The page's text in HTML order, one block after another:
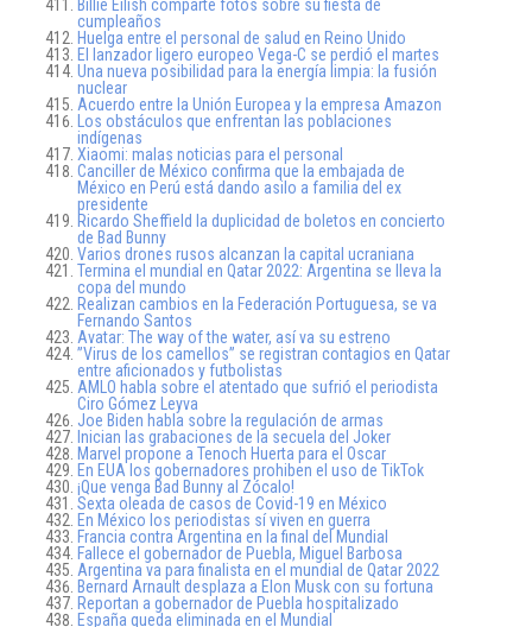
Billie Eilish comparte fotos sobre su fiesta de
cumpleaños
Huelga entre el personal de salud en Reino Unido
El lanzador ligero europeo Vega-C se perdió el martes
Una nueva posibilidad para la energía limpia: la fusión
nuclear
Acuerdo entre la Unión Europea y la empresa Amazon
Los obstáculos que enfrentan las poblaciones
indígenas
Xiaomi: malas noticias para el personal
Canciller de México confirma que la embajada de
México en Perú está dando asilo a familia del ex
presidente
Ricardo Sheffield la duplicidad de boletos en concierto
de Bad Bunny
Varios drones rusos alcanzan la capital ucraniana
Termina el mundial en Qatar 2022: Argentina se lleva la
copa del mundo
Realizan cambios en la Federación Portuguesa, se va
Fernando Santos
Avatar: The way of the water, así va su estreno
”Virus de los camellos” se registran contagios en Qatar
entre aficionados y futbolistas
AMLO habla sobre el atentado que sufrió el periodista
Ciro Gómez Leyva
Joe Biden habla sobre la regulación de armas
Inician las grabaciones de la secuela del Joker
Marvel propone a Tenoch Huerta para el Oscar
En EUA los gobernadores prohiben el uso de TikTok
¡Que venga Bad Bunny al Zócalo!
Sexta oleada de casos de Covid-19 en México
En México los periodistas sí viven en guerra
Francia contra Argentina en la final del Mundial
Fallece el gobernador de Puebla, Miguel Barbosa
Argentina va para finalista en el mundial de Qatar 2022
Bernard Arnault desplaza a Elon Musk con su fortuna
Reportan a gobernador de Puebla hospitalizado
España queda eliminada en el Mundial